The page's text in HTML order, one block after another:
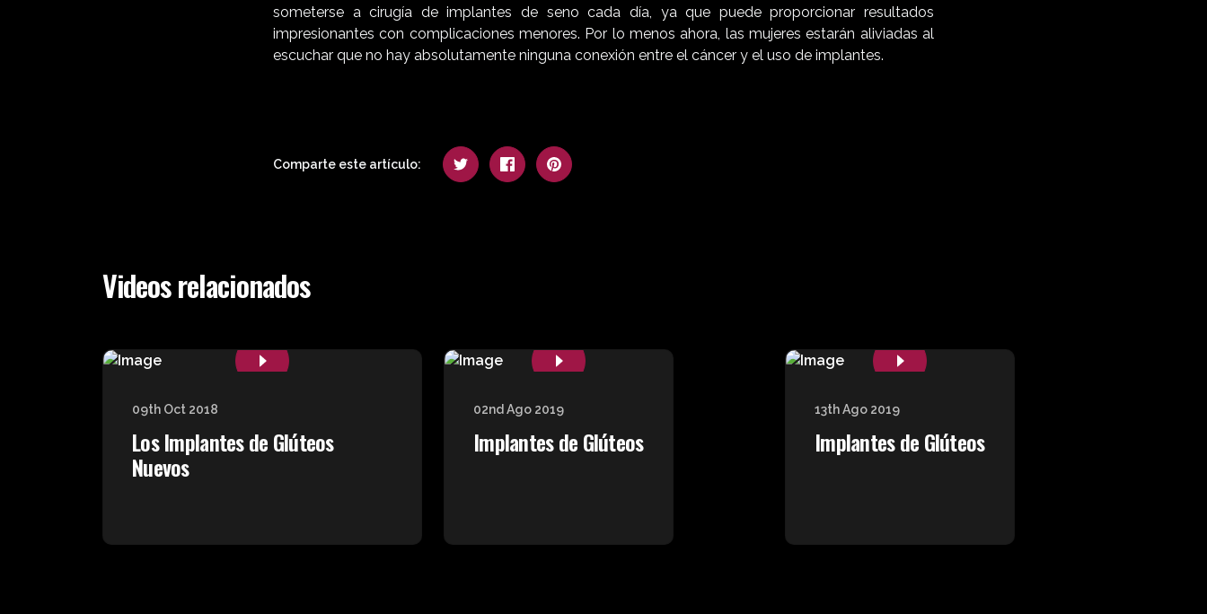
someterse a cirugía de implantes de seno cada día, ya que puede proporcionar resultados
impresionantes con complicaciones menores. Por lo menos ahora, las mujeres estarán aliviadas al
escuchar que no hay absolutamente ninguna conexión entre el cáncer y el uso de implantes.
Comparte este artículo:
Videos relacionados
09th Oct 2018
Los Implantes de Glúteos
Nuevos
02nd Ago 2019
Implantes de Glúteos
13th Ago 2019
Implantes de Glúteos